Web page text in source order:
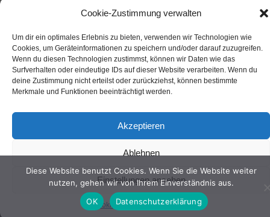
Cookie-Zustimmung verwalten
Um dir ein optimales Erlebnis zu bieten, verwenden wir Technologien wie
Cookies, um Geräteinformationen zu speichern und/oder darauf zuzugreifen.
Wenn du diesen Technologien zustimmst, können wir Daten wie das
Surfverhalten oder eindeutige IDs auf dieser Website verarbeiten. Wenn du
deine Zustimmung nicht erteilst oder zurückziehst, können bestimmte
Merkmale und Funktionen beeinträchtigt werden.
Akzeptieren
Ablehnen
Einstellungen ansehen
Cookie-Richtlinie Datenschutz
Diese Website benutzt Cookies. Wenn Sie die Website weiter
nutzen, gehen wir von Ihrem Einverständnis aus.
OK
Datenschutzerklärung